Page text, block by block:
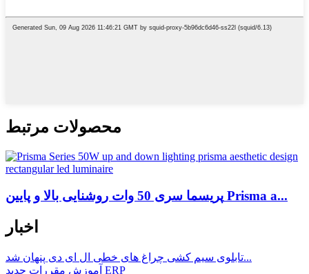
محصولات مرتبط
پریسما سری 50 وات روشنایی بالا و پایین Prisma a...
اخبار
تابلوی سیم کشی چراغ های خطی ال ای دی پنهان شد...
آموزش مقررات جدید ERP